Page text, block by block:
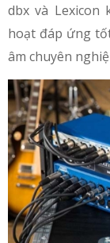
dbx và
hoạt đáp ứng
âm chuyên